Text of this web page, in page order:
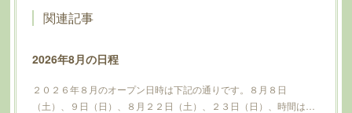
関連記事
2026年8月の日程
２０２６年８月のオープン日時は下記の通りです。８月８日
（土）、９日（日）、８月２２日（土）、２３日（日）、時間は…